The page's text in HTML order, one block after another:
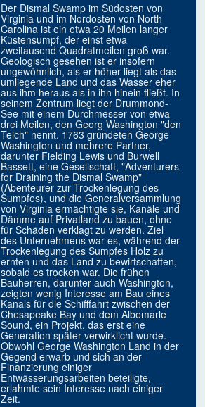
Der Dismal Swamp im Südosten von
Virginia und im Nordosten von North
Carolina ist ein etwa 20 Meilen langer
Küstensumpf, der einst etwa
zweitausend Quadratmeilen groß war.
Geologisch gesehen ist er insofern
ungewöhnlich, als er höher liegt als das
umliegende Land und das Wasser eher
aus ihm heraus als in ihn hinein fließt. In
seinem Zentrum liegt der Drummond-
See mit einem Durchmesser von etwa
drei Meilen, den Georg Washington "den
Teich" nennt. 1763 gründeten George
Washington und mehrere Partner,
darunter Fielding Lewis und Burwell
Bassett, eine Gesellschaft, "Adventurers
for Draining the Dismal Swamp"
(Abenteurer zur Trockenlegung des
Sumpfes), und die Generalversammlung
von Virginia ermächtigte sie, Kanäle und
Dämme auf Privatland zu bauen, ohne
für Schäden verklagt zu werden. Ziel
des Unternehmens war es, während der
Trockenlegung des Sumpfes Holz zu
ernten und das Land zu bewirtschaften,
sobald es trocken war. Die frühen
Bauherren, darunter auch Washington,
zeigten wenig Interesse am Bau eines
Kanals für die Schifffahrt zwischen der
Chesapeake Bay und dem Albemarle
Sound, ein Projekt, das erst eine
Generation später verwirklicht wurde.
Obwohl George Washington Land in der
Gegend erwarb und sich an der
Finanzierung einiger
Entwässerungsarbeiten beteiligte,
erlahmte sein Interesse nach einiger
Zeit.